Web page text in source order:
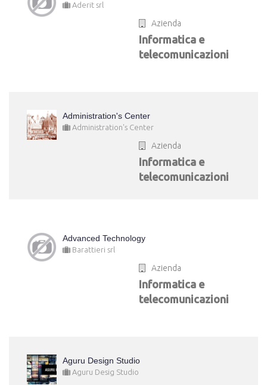
Aderit srl
Azienda
Informatica e
telecomunicazioni
Administration's Center
Administration's Center
Azienda
Informatica e
telecomunicazioni
Advanced Technology
Barattieri srl
Azienda
Informatica e
telecomunicazioni
Aguru Design Studio
Aguru Desig Studio